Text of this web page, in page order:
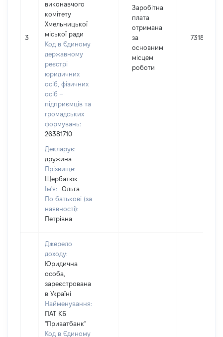
3
виконавчого
комітету
Хмельницької
міської ради
Код в Єдиному
державному
реєстрі
юридичних
осіб, фізичних
осіб –
підприємців та
громадських
формувань:
26381710
Декларує:
дружина
Прізвище:
Щербатюк
Ім'я:
Ольга
По батькові (за
наявності):
Петрівна
Заробітна
плата
отримана
за
основним
місцем
роботи
73188
Джерело
доходу:
Юридична
особа,
зареєстрована
в Україні
Найменування:
ПАТ КБ
"Приватбанк"
Код в Єдиному